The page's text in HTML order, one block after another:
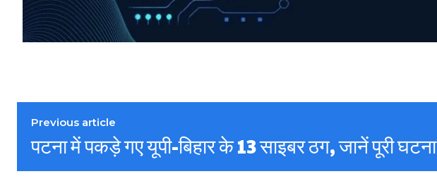
Previous article
पटना में पकड़े गए यूपी-बिहार के 13 साइबर ठग, जानें पूरी घटना